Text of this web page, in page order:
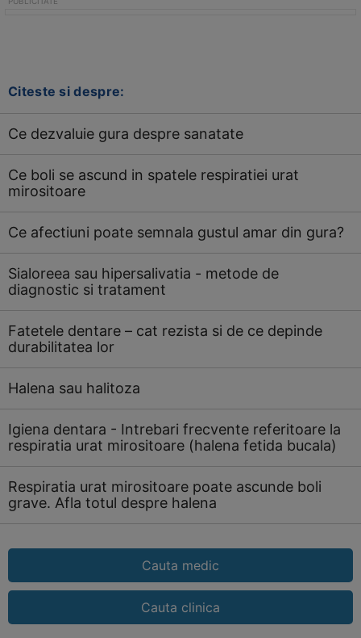
Citeste si despre:
Ce dezvaluie gura despre sanatate
Ce boli se ascund in spatele respiratiei urat
mirositoare
Ce afectiuni poate semnala gustul amar din gura?
Sialoreea sau hipersalivatia - metode de
diagnostic si tratament
Fatetele dentare – cat rezista si de ce depinde
durabilitatea lor
Halena sau halitoza
Igiena dentara - Intrebari frecvente referitoare la
respiratia urat mirositoare (halena fetida bucala)
Respiratia urat mirositoare poate ascunde boli
grave. Afla totul despre halena
Cauta medic
Cauta clinica